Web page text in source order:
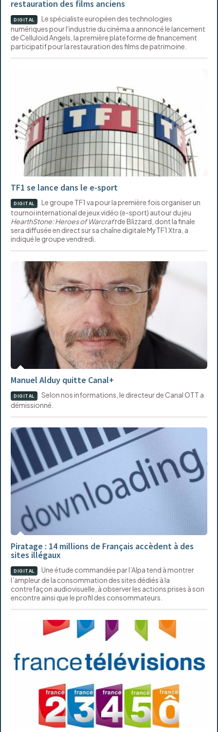
restauration des films anciens
DIGITAL
Le spécialiste européen des technologies
numériques pour l'industrie du cinéma a annoncé le lancement
de Celluloid Angels, la première plateforme de financement
participatif pour la restauration des films de patrimoine.
TF1 se lance dans le e-sport
DIGITAL
Le groupe TF1 va pour la première fois organiser un
tournoi international de jeux vidéo (e-sport) autour du jeu
HearthStone: Heroes of Warcraftde Blizzard, dont la finale
sera diffusée en direct sur sa chaîne digitale MyTF1 Xtra, a
indiqué le groupe vendredi.
Manuel Alduy quitte Canal+
DIGITAL
Selon nos informations, le directeur de Canal OTT a
démissionné.
Piratage : 14 millions de Français accèdent à des
sites illégaux
DIGITAL
Une étude commandée par l’Alpa tend à montrer
l’ampleur de la consommation des sites dédiés à la
contrefaçon audiovisuelle, à observer les actions prises à son
encontre ainsi que le profil des consommateurs.